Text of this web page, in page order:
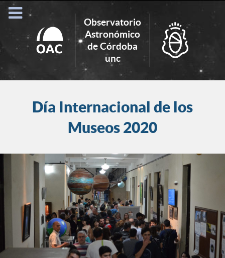
Observatorio
Astronómico
de Córdoba
unc
Search
for:
Día Internacional de los
Museos 2020